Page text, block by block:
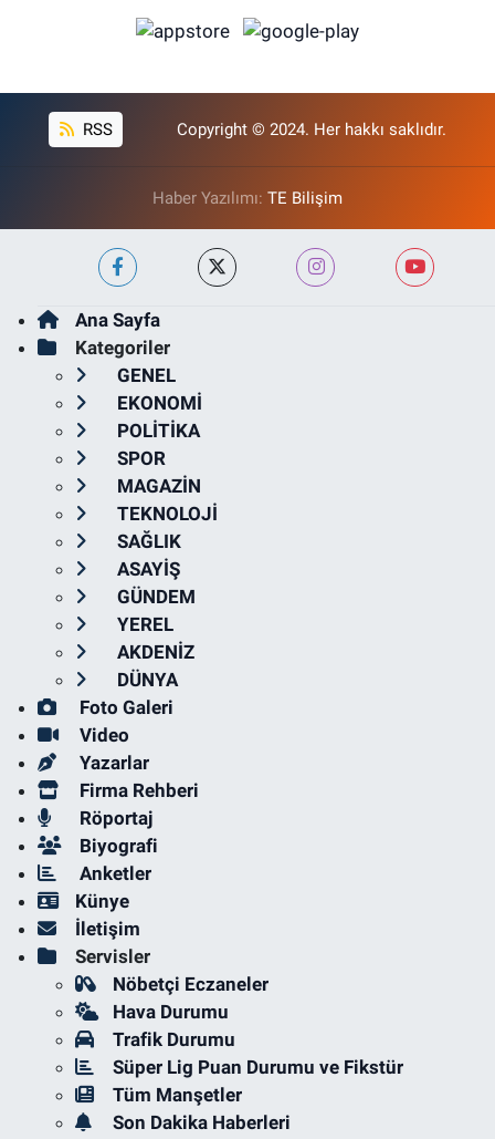
RSS Copyright © 2024. Her hakkı saklıdır.
Haber Yazılımı: TE Bilişim
Ana Sayfa
Kategoriler
GENEL
EKONOMİ
POLİTİKA
SPOR
MAGAZİN
TEKNOLOJİ
SAĞLIK
ASAYİŞ
GÜNDEM
YEREL
AKDENİZ
DÜNYA
Foto Galeri
Video
Yazarlar
Firma Rehberi
Röportaj
Biyografi
Anketler
Künye
İletişim
Servisler
Nöbetçi Eczaneler
Hava Durumu
Trafik Durumu
Süper Lig Puan Durumu ve Fikstür
Tüm Manşetler
Son Dakika Haberleri